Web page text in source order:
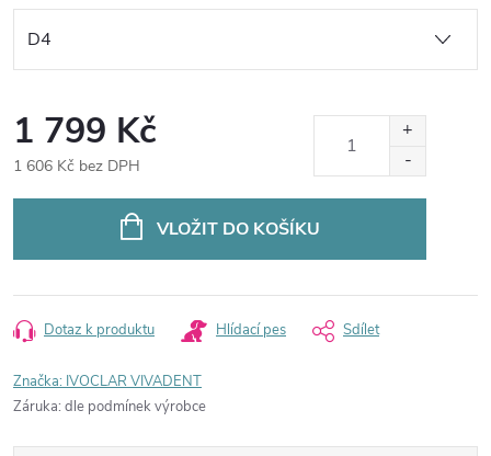
1 799 Kč
1 606 Kč bez DPH
VLOŽIT DO KOŠÍKU
Dotaz k produktu Hlídací pes Sdílet
Značka: IVOCLAR VIVADENT
Záruka: dle podmínek výrobce